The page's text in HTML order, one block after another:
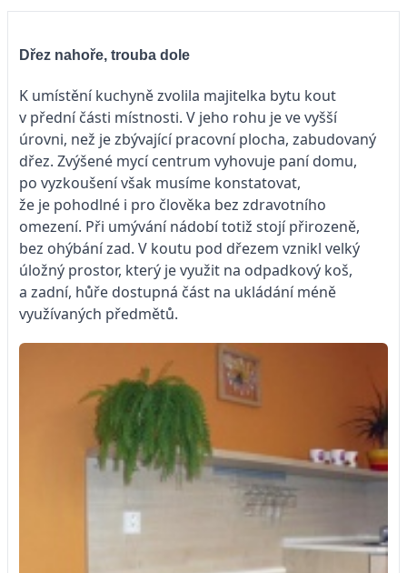
Dřez nahoře, trouba dole
K umístění kuchyně zvolila majitelka bytu kout
v přední části místnosti. V jeho rohu je ve vyšší
úrovni, než je zbývající pracovní plocha, zabudovaný
dřez. Zvýšené mycí centrum vyhovuje paní domu,
po vyzkoušení však musíme konstatovat,
že je pohodlné i pro člověka bez zdravotního
omezení. Při umývání nádobí totiž stojí přirozeně,
bez ohýbání zad. V koutu pod dřezem vznikl velký
úložný pro­stor, který je využit na odpadkový koš,
a zadní, hůře dostupná část na ukládání méně
využívaných předmětů.